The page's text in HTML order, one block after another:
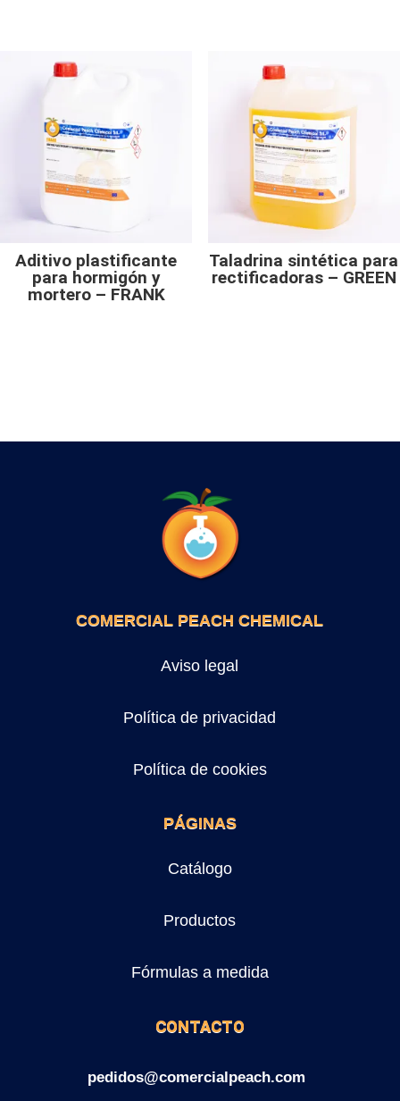
Aditivo plastificante
para hormigón y
mortero – FRANK
Taladrina sintética para
rectificadoras – GREEN
COMERCIAL PEACH CHEMICAL
Aviso legal
Política de privacidad
Política de cookies
PÁGINAS
Catálogo
Productos
Fórmulas a medida
CONTACTO
pedidos@comercialpeach.com